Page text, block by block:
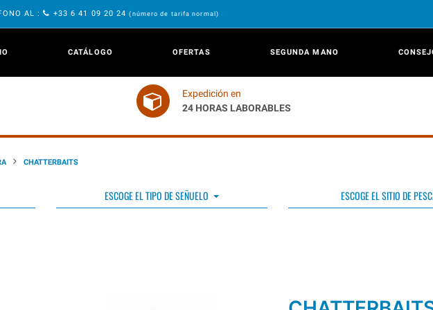
AL : +33 6 41 09 20 24(número de tarifa normal)
CATÁLOGO OFERTAS SEGUNDA MANO
Expedición en
24 HORAS LABORABLES
CHATTERBAITS
ESCOGE EL TIPO DE SEÑUELO ESCOGE EL SITIO DE